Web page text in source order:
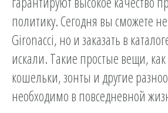
политику. Сегодня вы сможете
Gironacci, но и заказать в
искали. Такие простые вещи,
кошельки, зонты и другие
необходимо в повседневной